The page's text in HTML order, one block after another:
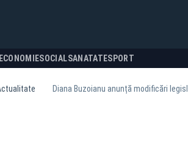
ECONOMIESOCIALSANATATESPORT
Diana Buzoianu anunță modificări